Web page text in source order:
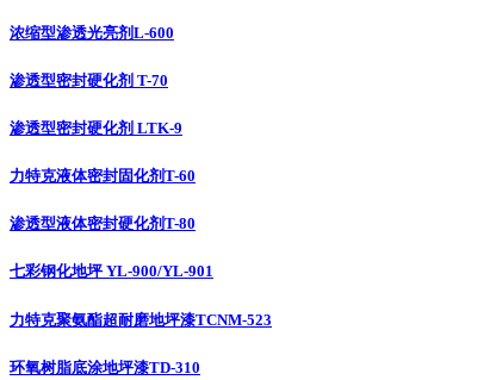
浓缩型渗透光亮剂L-600
渗透型密封硬化剂 T-70
渗透型密封硬化剂 LTK-9
力特克液体密封固化剂T-60
渗透型液体密封硬化剂T-80
七彩钢化地坪 YL-900/YL-901
力特克聚氨酯超耐磨地坪漆TCNM-523
环氧树脂底涂地坪漆TD-310